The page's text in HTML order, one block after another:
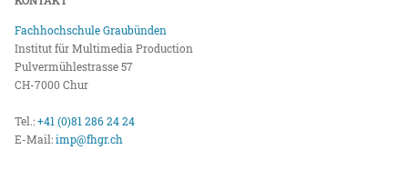
Fachhochschule Graubünden
Institut für Multimedia Production
Pulvermühlestrasse 57
CH-7000 Chur
Tel.:+41 (0)81 286 24 24
E-Mail:imp@fhgr.ch